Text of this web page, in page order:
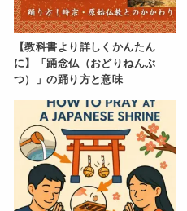
【教科書より詳しくかんたん
に】「踊念仏（おどりねんぶ
つ）」の踊り方と意味